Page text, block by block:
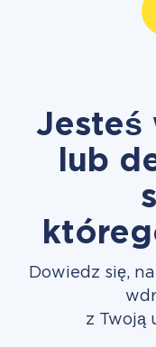
Jesteś
lub
Dowiedz się,
z Twoją